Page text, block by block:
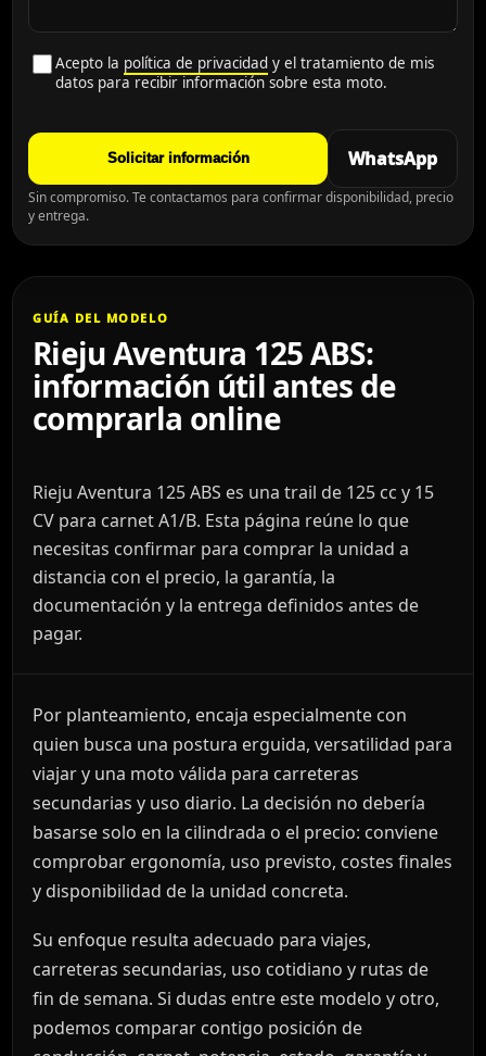
Acepto la política de privacidad y el tratamiento de mis
datos para recibir información sobre esta moto.
Solicitar información WhatsApp
Sin compromiso. Te contactamos para confirmar disponibilidad, precio
y entrega.
GUÍA DEL MODELO
Rieju Aventura 125 ABS:
información útil antes de
comprarla online
Rieju Aventura 125 ABS es una trail de 125 cc y 15
CV para carnet A1/B. Esta página reúne lo que
necesitas confirmar para comprar la unidad a
distancia con el precio, la garantía, la
documentación y la entrega definidos antes de
pagar.
Por planteamiento, encaja especialmente con
quien busca una postura erguida, versatilidad para
viajar y una moto válida para carreteras
secundarias y uso diario. La decisión no debería
basarse solo en la cilindrada o el precio: conviene
comprobar ergonomía, uso previsto, costes finales
y disponibilidad de la unidad concreta.
Su enfoque resulta adecuado para viajes,
carreteras secundarias, uso cotidiano y rutas de
fin de semana. Si dudas entre este modelo y otro,
podemos comparar contigo posición de